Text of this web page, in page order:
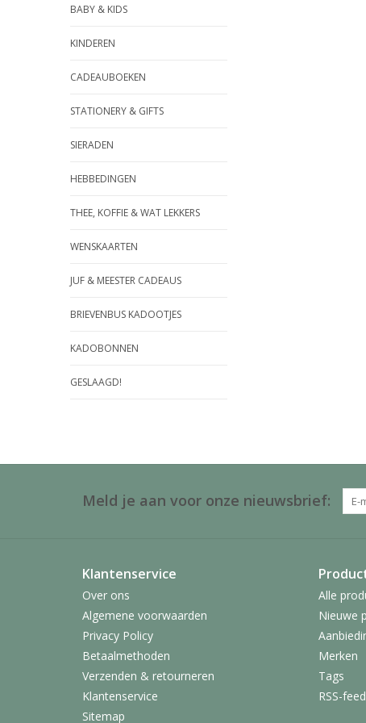
BABY & KIDS
KINDEREN
CADEAUBOEKEN
STATIONERY & GIFTS
SIERADEN
HEBBEDINGEN
THEE, KOFFIE & WAT LEKKERS
WENSKAARTEN
JUF & MEESTER CADEAUS
BRIEVENBUS KADOOTJES
KADOBONNEN
GESLAAGD!
Meld je aan voor onze nieuwsbrief:
Klantenservice
Over ons
Algemene voorwaarden
Privacy Policy
Betaalmethoden
Verzenden & retourneren
Klantenservice
Sitemap
Alle
Nieuwe
Merken
Tags
RSS-feed